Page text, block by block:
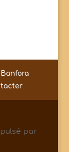
par